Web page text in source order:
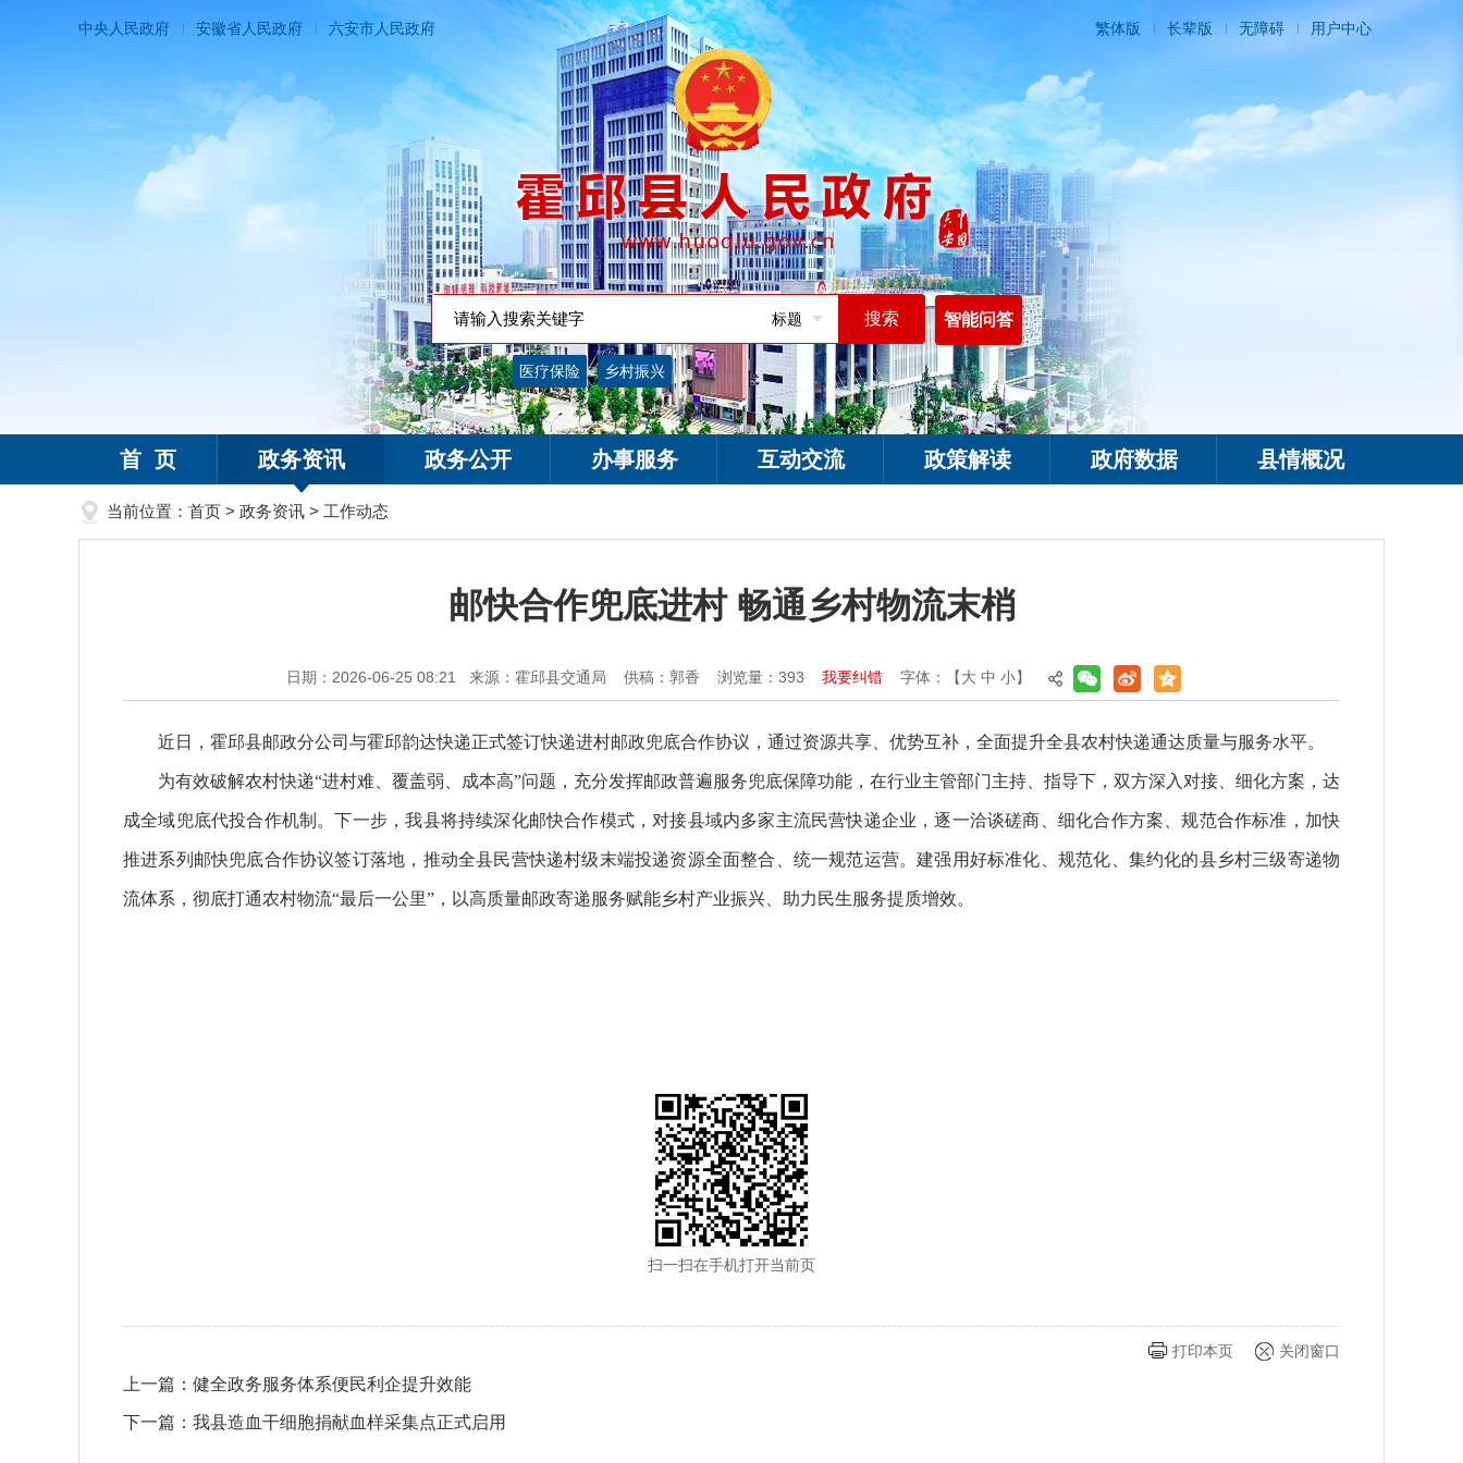
中央人民政府 安徽省人民政府 六安市人民政府 繁体版 长辈版 无障碍 用户中心
标题 智能问答
搜索热词： 医疗保险 乡村振兴
首 页 政务资讯 政务公开 办事服务 互动交流 政策解读 政府数据 县情概况
当前位置： 首页 > 政务资讯 > 工作动态
邮快合作兜底进村 畅通乡村物流末梢
日期：2026-06-25 08:21 来源：霍邱县交通局 供稿：郭香 浏览量： 393 我要纠错 字体：【大 中 小】
近日，霍邱县邮政分公司与霍邱韵达快递正式签订快递进村邮政兜底合作协议，通过资源共享、优势互补，全面提升全县农村快递通达质量与服务水平。
为有效破解农村快递“进村难、覆盖弱、成本高”问题，充分发挥邮政普遍服务兜底保障功能，在行业主管部门主持、指导下，双方深入对接、细化方案，达
成全域兜底代投合作机制。下一步，我县将持续深化邮快合作模式，对接县域内多家主流民营快递企业，逐一洽谈磋商、细化合作方案、规范合作标准，加快
推进系列邮快兜底合作协议签订落地，推动全县民营快递村级末端投递资源全面整合、统一规范运营。建强用好标准化、规范化、集约化的县乡村三级寄递物
流体系，彻底打通农村物流“最后一公里”，以高质量邮政寄递服务赋能乡村产业振兴、助力民生服务提质增效。
扫一扫在手机打开当前页
打印本页 关闭窗口
上一篇： 健全政务服务体系便民利企提升效能
下一篇： 我县造血干细胞捐献血样采集点正式启用